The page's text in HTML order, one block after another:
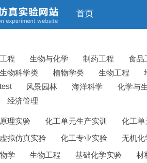
首页
程 生物与化学 制药工程 食品
生物科学类 植物学类 生物工程
test 风景园林 海洋科学 化学与
经济管理
理实验 化工单元生产实训 化工单
虚拟仿真实验 化工专业实验 无机化
学 生物工程 基础化学实验 材